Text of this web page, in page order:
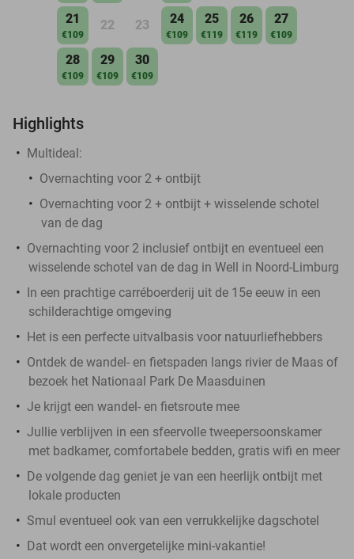
21
€109
22 23 24
€109
25
€119
26
€119
27
€109
28
€109
29
€109
30
€109
Highlights
Multideal:
Overnachting voor 2 + ontbijt
Overnachting voor 2 + ontbijt + wisselende schotel
van de dag
Overnachting voor 2 inclusief ontbijt en eventueel een
wisselende schotel van de dag in Well in Noord-Limburg
In een prachtige carréboerderij uit de 15e eeuw in een
schilderachtige omgeving
Het is een perfecte uitvalbasis voor natuurliefhebbers
Ontdek de wandel- en fietspaden langs rivier de Maas of
bezoek het Nationaal Park De Maasduinen
Je krijgt een wandel- en fietsroute mee
Jullie verblijven in een sfeervolle tweepersoonskamer
met badkamer, comfortabele bedden, gratis wifi en meer
De volgende dag geniet je van een heerlijk ontbijt met
lokale producten
Smul eventueel ook van een verrukkelijke dagschotel
Dat wordt een onvergetelijke mini-vakantie!